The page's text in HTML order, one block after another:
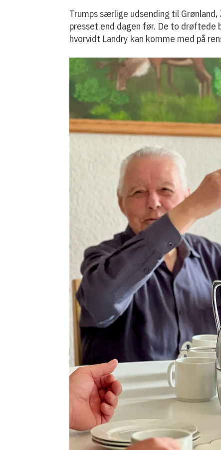
Trumps særlige udsending til
presset end dagen før. De to drøftede
hvorvidt Landry kan komme med på